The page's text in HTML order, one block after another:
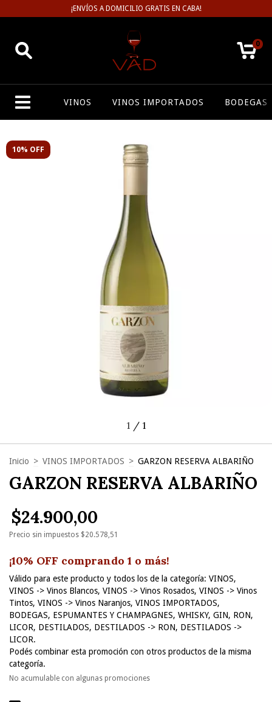
¡ENVÍOS A DOMICILIO GRATIS EN CABA!
0
VINOS VINOS IMPORTADOS BODEGAS
10% OFF
1 / 1
Inicio > VINOS IMPORTADOS > GARZON RESERVA ALBARIÑO
GARZON RESERVA ALBARIÑO
$24.900,00
Precio sin impuestos $20.578,51
¡10% OFF comprando 1 o más!
Válido para este producto y todos los de la categoría: VINOS,
VINOS -> Vinos Blancos, VINOS -> Vinos Rosados, VINOS -> Vinos
Tintos, VINOS -> Vinos Naranjos, VINOS IMPORTADOS,
BODEGAS, ESPUMANTES Y CHAMPAGNES, WHISKY, GIN, RON,
LICOR, DESTILADOS, DESTILADOS -> RON, DESTILADOS ->
LICOR.
Podés combinar esta promoción con otros productos de la misma
categoría.
No acumulable con algunas promociones